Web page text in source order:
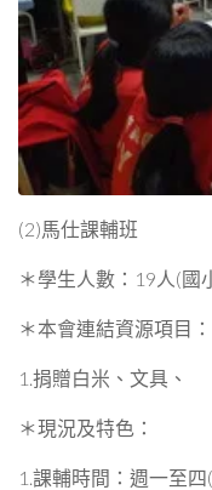
(2)馬仕課輔班
＊學生人數：19人(國
＊本會連結資源項目：
1.捐贈白米、文具、
＊現況及特色：
1.課輔時間：週一至